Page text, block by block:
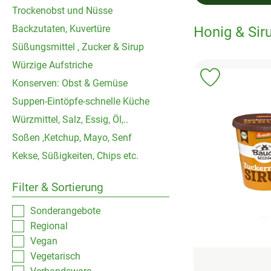
Trockenobst und Nüsse
Backzutaten, Kuvertüre
Süßungsmittel , Zucker & Sirup
Würzige Aufstriche
Konserven: Obst & Gemüse
Suppen-Eintöpfe-schnelle Küche
Würzmittel, Salz, Essig, Öl,..
Soßen ,Ketchup, Mayo, Senf
Kekse, Süßigkeiten, Chips etc.
Filter & Sortierung
Sonderangebote
Regional
Vegan
Vegetarisch
Honig &
Produkt